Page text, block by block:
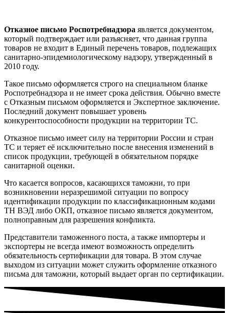
Отказное письмо Роспотребнадзора является документом,
который подтверждает или разъясняет, что данная группа
товаров не входит в Единый перечень товаров, подлежащих
санитарно-эпидемиологическому надзору, утвержденный в
2010 году.
Такое письмо оформляется строго на специальном бланке
Роспотребнадзора и не имеет срока действия. Обычно вместе
с Отказным письмом оформляется и Экспертное заключение.
Последний документ повышает уровень
конкурентоспособности продукции на территории ТС.
Отказное письмо имеет силу на территории России и стран
ТС и теряет её исключительно после внесения изменений в
список продукции, требующей в обязательном порядке
санитарной оценки.
Что касается вопросов, касающихся таможни, то при
возникновении неразрешимой ситуации по вопросу
идентификации продукции по классификационным кодами
ТН ВЭД либо ОКП, отказное письмо является документом,
полноправным для разрешения конфликта.
Представители таможенного поста, а также импортеры и
экспортеры не всегда имеют возможность определить
обязательность сертификации для товара. В этом случае
выходом из ситуации может служить оформление отказного
письма для таможни, который выдает орган по сертификации.